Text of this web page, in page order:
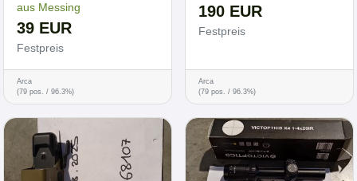
aus Messing
39 EUR
Festpreis
Arca
(79 pos. / 96.3%)
190 EUR
Festpreis
Arca
(79 pos. / 96.3%)